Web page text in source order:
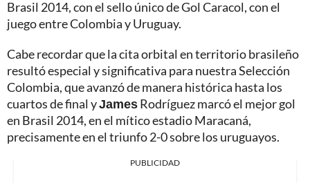
Brasil 2014, con el sello único de Gol Caracol, con el
juego entre Colombia y Uruguay.
Cabe recordar que la cita orbital en territorio brasileño
resultó especial y significativa para nuestra Selección
Colombia, que avanzó de manera histórica hasta los
cuartos de final yJamesRodríguez marcó el mejor gol
en Brasil 2014, en el mítico estadio Maracaná,
precisamente en el triunfo 2-0 sobre los uruguayos.
PUBLICIDAD